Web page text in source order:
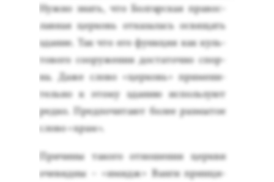
Нуж­но знать, что Бол­гар­ская пра­вос­
лавная цер­ковь от­ка­залась ос­вя­щать
зда­ние. Так что его фун­кция как куль­
то­вого со­ору­жения дос­та­точ­но спор­
на. Да­же сло­во «цер­ковь» при­мени­
тель­но к это­му зда­нию ис­поль­зу­ют
ред­ко. Пред­по­чита­ют бо­лее раз­мы­тое
сло­во «храм».
При­чины та­кого от­но­шения цер­кви
оче­вид­ны – «имидж» Ван­ги прин­ци­